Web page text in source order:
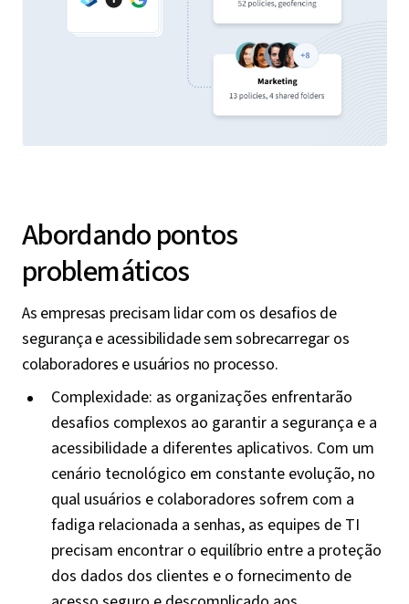
Abordando pontos
problemáticos
As empresas precisam lidar com os desafios de
segurança e acessibilidade sem sobrecarregar os
colaboradores e usuários no processo.
Complexidade: as organizações enfrentarão
desafios complexos ao garantir a segurança e a
acessibilidade a diferentes aplicativos. Com um
cenário tecnológico em constante evolução, no
qual usuários e colaboradores sofrem com a
fadiga relacionada a senhas, as equipes de TI
precisam encontrar o equilíbrio entre a proteção
dos dados dos clientes e o fornecimento de